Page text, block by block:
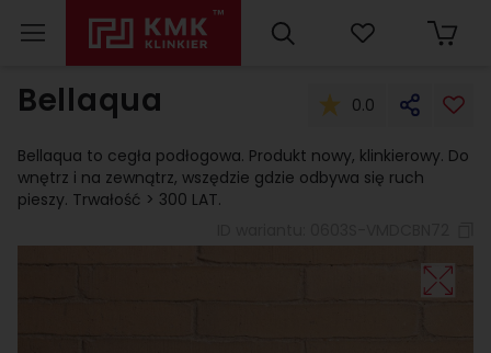
Bellaqua 0.0
Bellaqua to cegła podłogowa. Produkt nowy, klinkierowy. Do
wnętrz i na zewnątrz, wszędzie gdzie odbywa się ruch
pieszy. Trwałość > 300 LAT.